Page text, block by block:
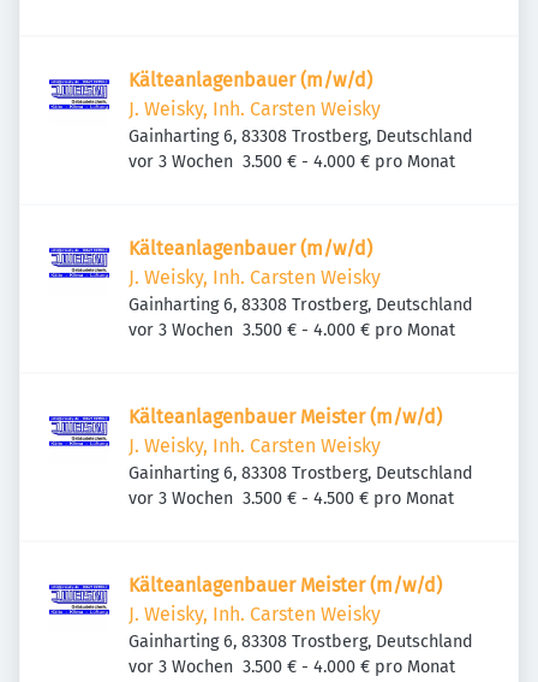
Kälteanlagenbauer (m/w/d)
J. Weisky, Inh. Carsten Weisky
Gainharting 6, 83308 Trostberg, Deutschland
Veröffentlicht
vor 3 Wochen 3.500 € - 4.000 € pro Monat
Kälteanlagenbauer (m/w/d)
J. Weisky, Inh. Carsten Weisky
Gainharting 6, 83308 Trostberg, Deutschland
Veröffentlicht
vor 3 Wochen 3.500 € - 4.000 € pro Monat
Kälteanlagenbauer Meister (m/w/d)
J. Weisky, Inh. Carsten Weisky
Gainharting 6, 83308 Trostberg, Deutschland
Veröffentlicht
vor 3 Wochen 3.500 € - 4.500 € pro Monat
Kälteanlagenbauer Meister (m/w/d)
J. Weisky, Inh. Carsten Weisky
Gainharting 6, 83308 Trostberg, Deutschland
Veröffentlicht
vor 3 Wochen 3.500 € - 4.000 € pro Monat